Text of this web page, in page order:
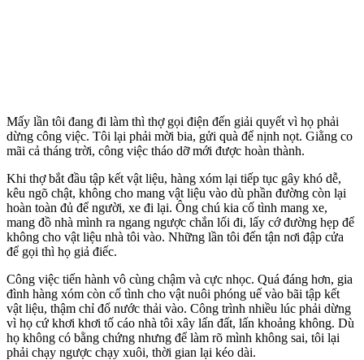
Mấy lần tôi đang đi làm thì thợ gọi điện đến giải quyết vì họ phải
dừng công việc. Tôi lại phải mời bia, gửi quà để nịnh nọt. Giằng co
mãi cả tháng trời, công việc tháo dỡ mới được hoàn thành.
Khi thợ bắt đầu tập kết vật liệu, hàng xóm lại tiếp tục gây khó dễ,
kêu ngõ chật, không cho mang vật liệu vào dù phần đường còn lại
hoàn toàn đủ để người, xe đi lại. Ông chú kia cố tình mang xe,
mang đồ nhà mình ra ngang ngược chắn lối đi, lấy cớ đường hẹp để
không cho vật liệu nhà tôi vào. Những lần tôi đến tận nơi đập cửa
để gọi thì họ giả điếc.
Công việc tiến hành vô cùng chậm và cực nhọc. Quá đáng hơn, gia
đình hàng xóm còn cố tình cho vật nuôi phóng uế vào bãi tập kết
vật liệu, thậm chỉ đổ nước thải vào. Công trình nhiều lúc phải dừng
vì họ cứ khơi khơi tố cáo nhà tôi xây lấn đất, lấn khoảng không. Dù
họ không có bằng chứng nhưng để làm rõ mình không sai, tôi lại
phải chạy ngược chạy xuôi, thời gian lại kéo dài.